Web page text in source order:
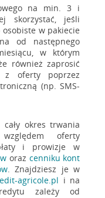
na min. 3 i
skorzystać, jeśli
w pakiecie
od następnego
w którym
również zaprosić
z oferty poprzez
(np. SMS-
okres trwania
oferty
i prowizje w
oraz cenniku kont
. Znajdziesz je w
agricole.pl i na
zależy od